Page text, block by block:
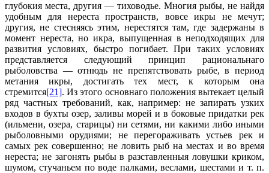
глубокия места, другия — тиховодье. Многия рыбы, не найдя
удобным для нереста пространств, вовсе икры не мечут;
другия, не стесняясь этим, нерестятся там, где задержаны в
момент нереста, но икра, выпущенная в неподходящих для
развития условиях, быстро погибает. При таких условиях
представляется следующий принцип рациональнаго
рыболовства — отнюдь не препятствовать рыбе, в период
метания икры, достигать тех мест, к которым она
стремится[21]. Из этого основнаго положения вытекает целый
ряд частных требований, как, например: не запирать узких
входов в бухты озер, заливы морей и в боковые придатки рек
(ильмени, озера, старицы) ни сетями, ни какими либо иными
рыболовными орудиями; не перегораживать устьев рек и
самых рек совершенно; не ловить рыб на местах и во время
нереста; не загонять рыбы в разставленныя ловушки криком,
шумом, стучаньем по воде палками, веслами, шестами и т. п.